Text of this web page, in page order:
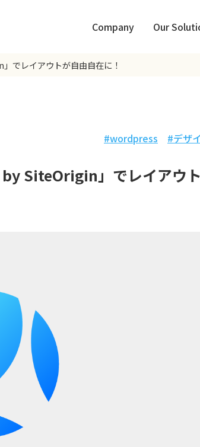
Company Our
でレイアウトが自由自在に！
wordpress デザ
SiteOrigin」でレイアウ